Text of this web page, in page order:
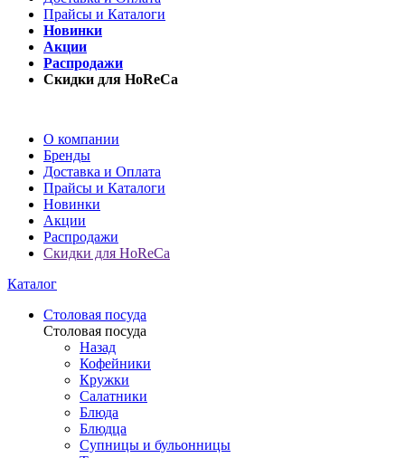
Прайсы и Каталоги
Новинки
Акции
Распродажи
Скидки для HoReCa
О компании
Бренды
Доставка и Оплата
Прайсы и Каталоги
Новинки
Акции
Распродажи
Скидки для HoReCa
Каталог
Столовая посуда
Столовая посуда
Назад
Кофейники
Кружки
Салатники
Блюда
Блюдца
Супницы и бульонницы